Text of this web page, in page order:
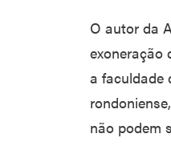
O autor da
exoneração
a faculdade
não podem